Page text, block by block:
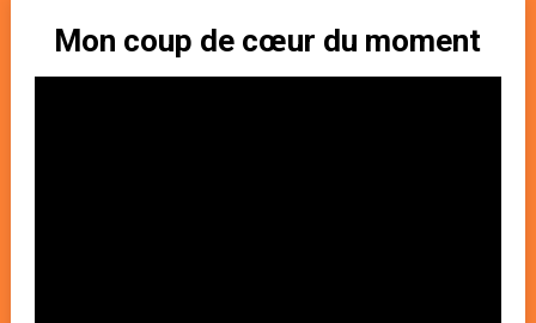
Mon coup de cœur du moment